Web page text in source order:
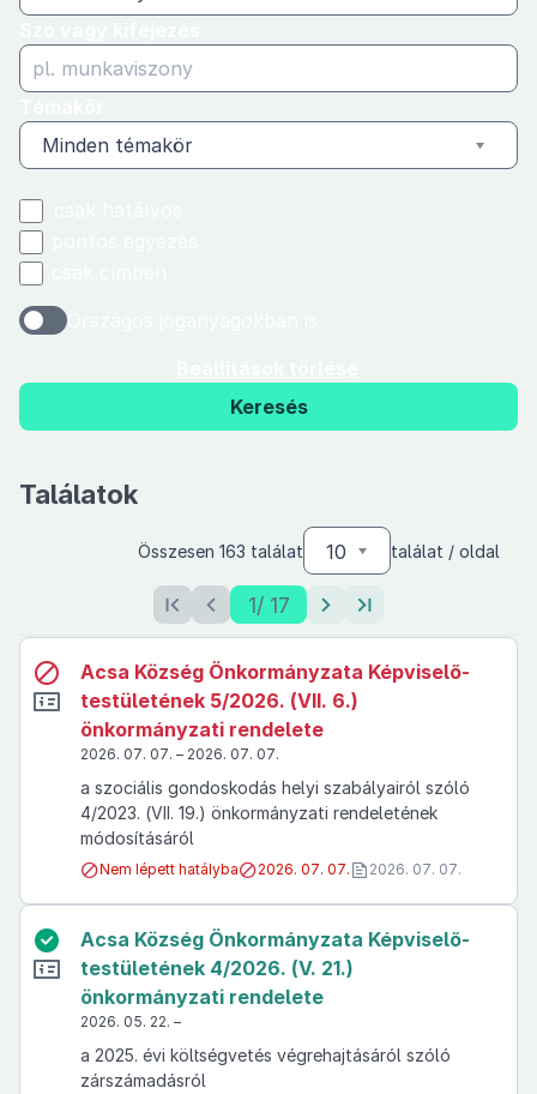
Minden témakör
Keresés
Találatok
Összesen 163 találat 10 találat / oldal
1/ 17
Acsa Község Önkormányzata Képviselő-
testületének 5/2026. (VII. 6.)
önkormányzati rendelete
2026. 07. 07. – 2026. 07. 07.
a szociális gondoskodás helyi szabályairól szóló
4/2023. (VII. 19.) önkormányzati rendeletének
módosításáról
Nem lépett hatályba 2026. 07. 07. 2026. 07. 07.
Acsa Község Önkormányzata Képviselő-
testületének 4/2026. (V. 21.)
önkormányzati rendelete
2026. 05. 22. –
a 2025. évi költségvetés végrehajtásáról szóló
zárszámadásról